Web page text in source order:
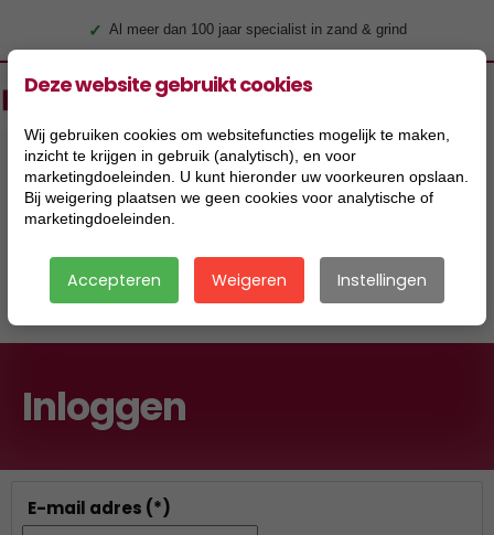
✓ Al meer dan 100 jaar specialist in zand & grind
|
Inloggen
E-mail adres (*)
Deze website gebruikt cookies
Wij gebruiken cookies om websitefuncties mogelijk te maken,
inzicht te krijgen in gebruik (analytisch), en voor
marketingdoeleinden. U kunt hieronder uw voorkeuren opslaan.
Bij weigering plaatsen we geen cookies voor analytische of
marketingdoeleinden.
Accepteren Weigeren Instellingen